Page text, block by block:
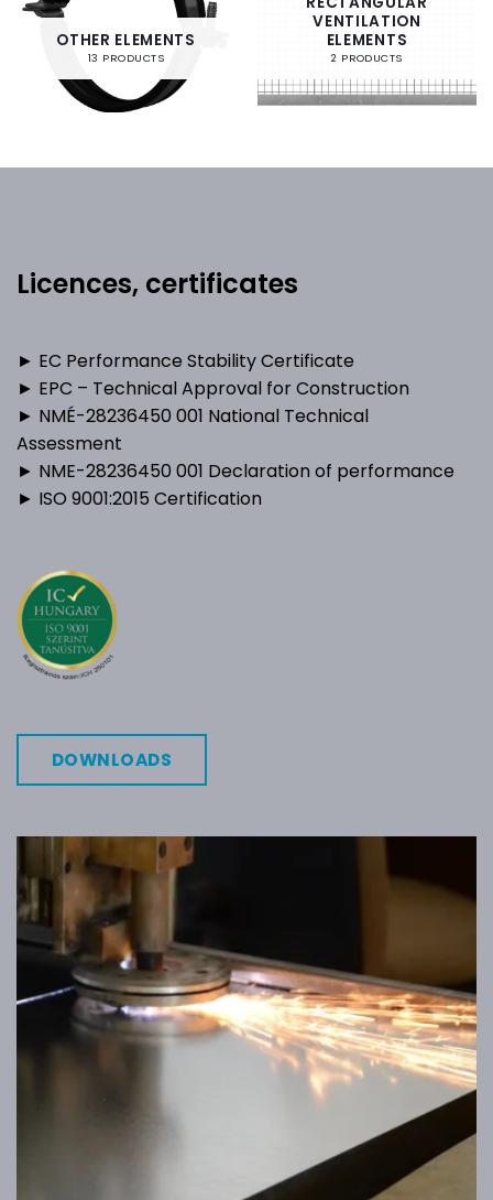
OTHER ELEMENTS
13 PRODUCTS
VENTILATION
ELEMENTS
2 PRODUCTS
Licences, certificates
► EC Performance Stability Certificate
► EPC – Technical Approval for Construction
► NMÉ-28236450 001 National Technical
Assessment
► NME-28236450 001 Declaration of performance
► ISO 9001:2015 Certification
DOWNLOADS